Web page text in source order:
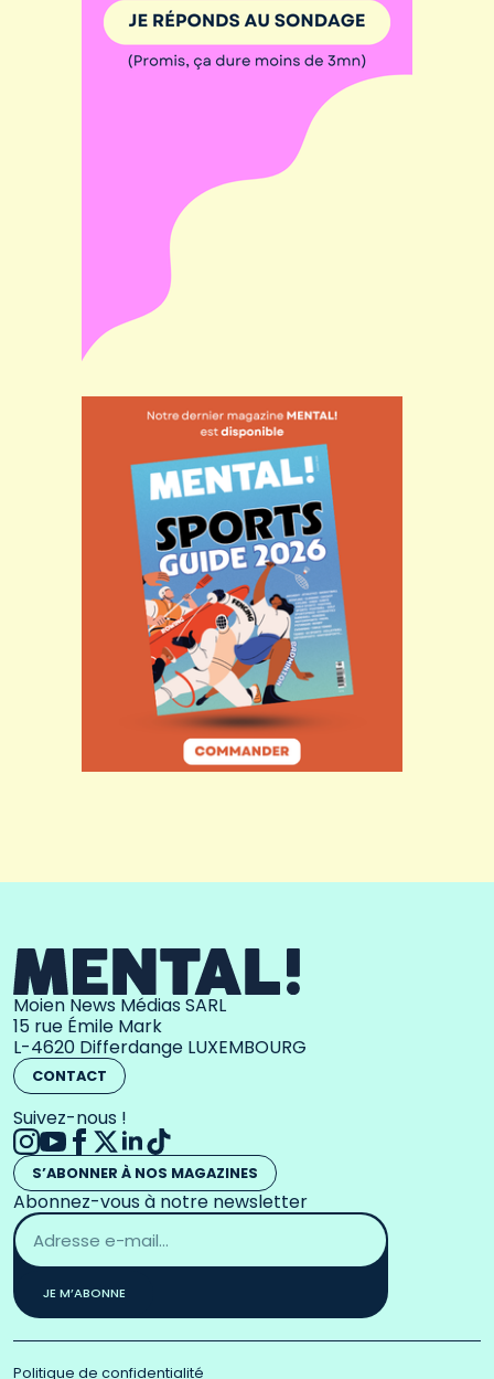
Moien News Médias SARL
15 rue Émile Mark
L-4620 Differdange LUXEMBOURG
CONTACT
Suivez-nous !
S’ABONNER À NOS MAGAZINES
Abonnez-vous à notre newsletter
Adresse
email
*
JE M’ABONNE
Politique de confidentialité